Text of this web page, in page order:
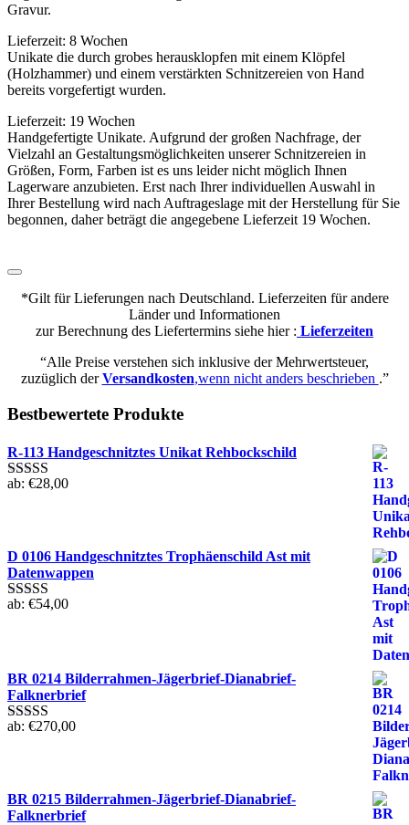
Gravur.
Lieferzeit: 8 Wochen
Unikate die durch grobes herausklopfen mit einem Klöpfel
(Holzhammer) und einem verstärkten Schnitzereien von Hand
bereits vorgefertigt wurden.
Lieferzeit: 19 Wochen
Handgefertigte Unikate. Aufgrund der großen Nachfrage, der
Vielzahl an Gestaltungsmöglichkeiten unserer Schnitzereien in
Größen, Form, Farben ist es uns leider nicht möglich Ihnen
Lagerware anzubieten. Erst nach Ihrer individuellen Auswahl in
Ihrer Bestellung wird nach Auftrageslage mit der Herstellung für Sie
begonnen, daher beträgt die angegebene Lieferzeit 19 Wochen.
*Gilt für Lieferungen nach Deutschland. Lieferzeiten für andere
Länder und Informationen
zur Berechnung des Liefertermins siehe hier : Lieferzeiten
“Alle Preise verstehen sich inklusive der Mehrwertsteuer,
zuzüglich derVersandkosten,wenn nicht anders beschrieben .”
Bestbewertete Produkte
R-113 Handgeschnitztes Unikat Rehbockschild
Bewertet mit
ab: €28,00
D 0106 Handgeschnitztes Trophäenschild Ast mit
Datenwappen
Bewertet mit
ab: €54,00
BR 0214 Bilderrahmen-Jägerbrief-Dianabrief-
Falknerbrief
Bewertet mit
ab: €270,00
BR 0215 Bilderrahmen-Jägerbrief-Dianabrief-
Falknerbrief